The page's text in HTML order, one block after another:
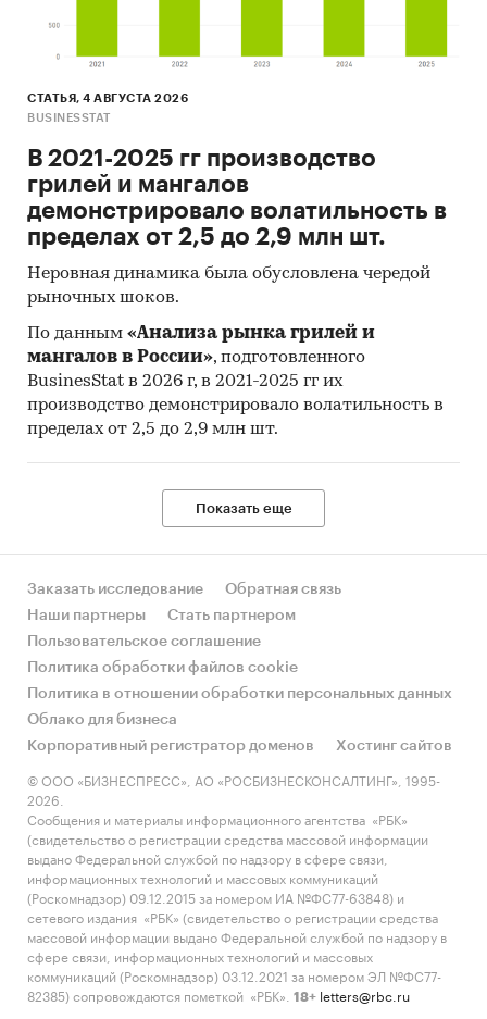
СТАТЬЯ, 4 АВГУСТА 2026
BUSINESSTAT
В 2021-2025 гг производство
грилей и мангалов
демонстрировало волатильность в
пределах от 2,5 до 2,9 млн шт.
Неровная динамика была обусловлена чередой
рыночных шоков.
По данным «Анализа рынка грилей и
мангалов в России», подготовленного
BusinesStat в 2026 г, в 2021-2025 гг их
производство демонстрировало волатильность в
пределах от 2,5 до 2,9 млн шт.
Показать еще
Заказать исследование
Обратная связь
Наши партнеры
Стать партнером
Пользовательское соглашение
Политика обработки файлов cookie
Политика в отношении обработки персональных данных
Облако для бизнеса
Корпоративный регистратор доменов
Хостинг сайтов
© ООО «БИЗНЕСПРЕСС», АО «РОСБИЗНЕСКОНСАЛТИНГ», 1995-
2026.
Сообщения и материалы информационного агентства «РБК»
(свидетельство о регистрации средства массовой информации
выдано Федеральной службой по надзору в сфере связи,
информационных технологий и массовых коммуникаций
(Роскомнадзор) 09.12.2015 за номером ИА №ФС77-63848) и
сетевого издания «РБК» (свидетельство о регистрации средства
массовой информации выдано Федеральной службой по надзору в
сфере связи, информационных технологий и массовых
коммуникаций (Роскомнадзор) 03.12.2021 за номером ЭЛ №ФС77-
82385) сопровождаются пометкой «РБК».
18+ letters@rbc.ru